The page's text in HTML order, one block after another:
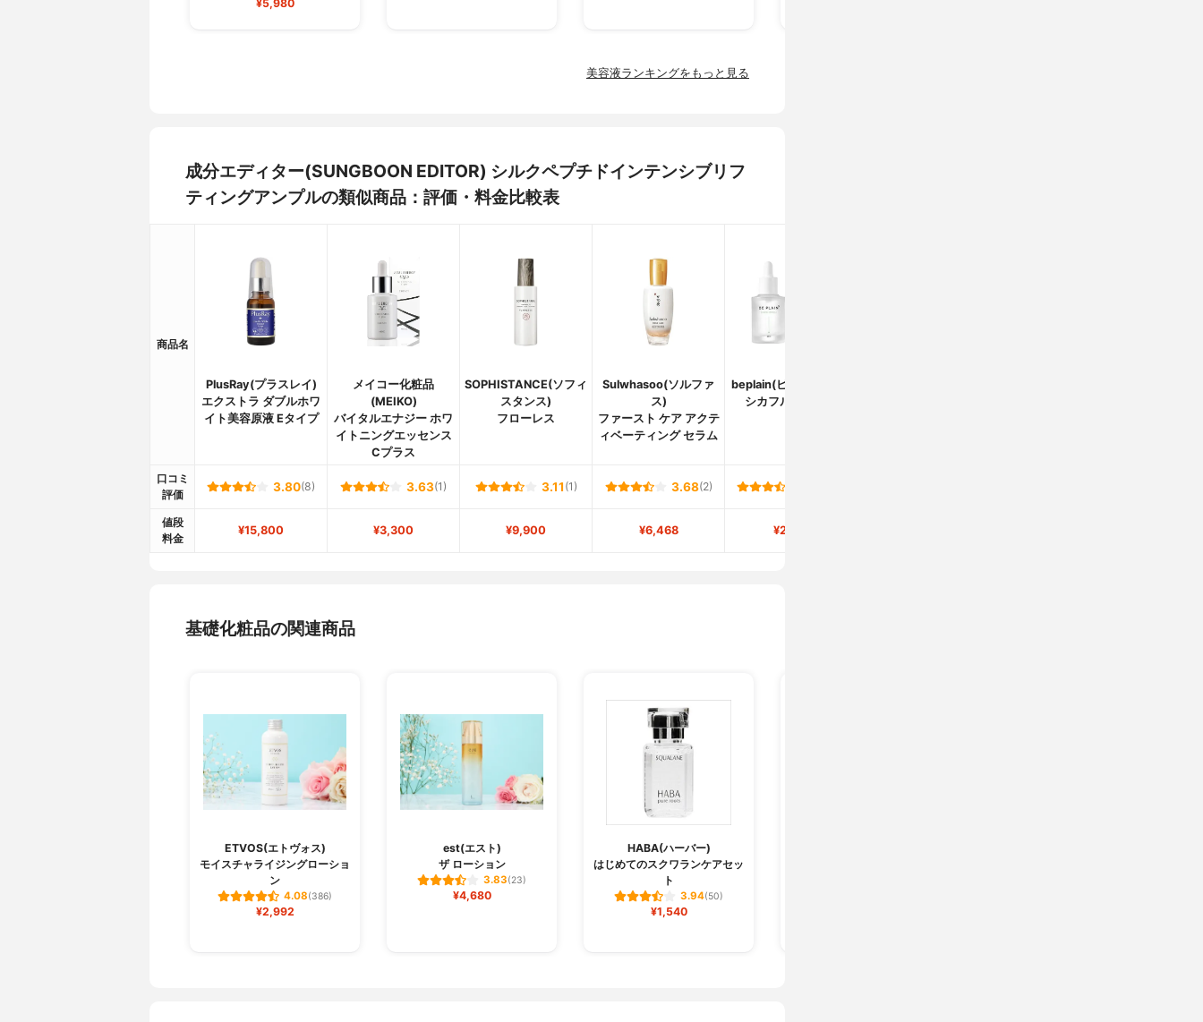
¥5,980
美容液ランキングをもっと見る
成分エディター(SUNGBOON EDITOR) シルクペプチドインテンシブリフ
ティングアンプルの類似商品：評価・料金比較表
商品名
PlusRay(プラスレイ)
エクストラ ダブルホワ
イト美容原液 Eタイプ
メイコー化粧品
(MEIKO)
バイタルエナジー ホワ
イトニングエッセンス
Cプラス
SOPHISTANCE(ソフィ
スタンス)
フローレス
Sulwhasoo(ソルファ
ス)
ファースト ケア アクテ
ィベーティング セラム
beplain(ビープレーン)
シカフルアンプル
口コミ
評価
3.80(8) 3.63(1) 3.11 (1) 3.68(2)
値段
料金
¥15,800 ¥3,300 ¥9,900 ¥6,468 ¥2,128
基礎化粧品の関連商品
ETVOS(エトヴォス)
モイスチャライジングローショ
ン
4.08(386)
¥2,992
est(エスト)
ザ ローション
3.83(23)
¥4,680
HABA(ハーバー)
はじめてのスクワランケアセッ
ト
3.94(50)
¥1,540